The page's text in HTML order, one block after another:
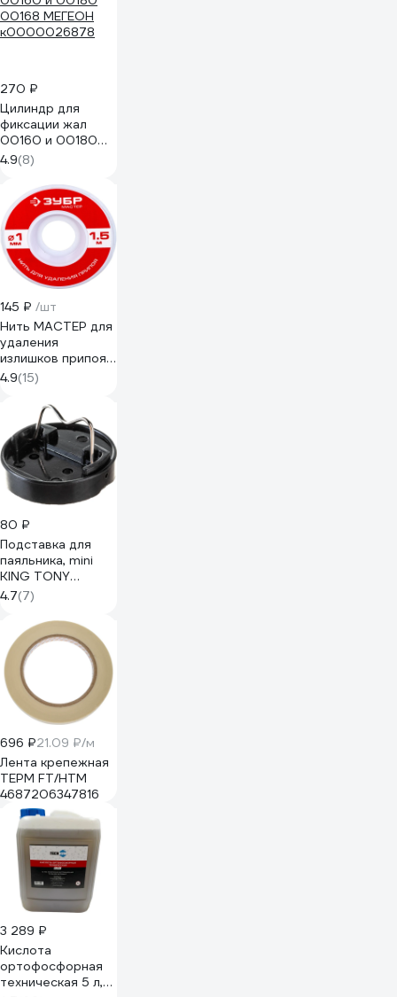
пластик,
евровилка, 4 USB-
(цвет черный)
51561
270 ₽
Цилиндр для
фиксации жал
00160 и 00180
00168 МЕГЕОН
к0000026878
4.9(8)
145 ₽ /шт
Нить МАСТЕР для
удаления
излишков припоя
(1 мм; 1.5 м) Зубр
55469-1
4.9(15)
80 ₽
Подставка для
паяльника, mini
KING TONY
6BC100
4.7(7)
696 ₽21.09 ₽/м
Лента крепежная
ТЕРМ FT/HTM
4687206347816
3 289 ₽
Кислота
ортофосфорная
техническая 5 л,